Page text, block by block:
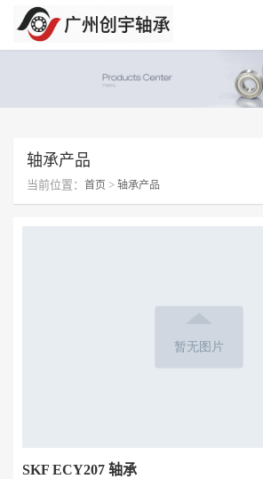
轴承产品
当前位置： 首页 > 轴承产品
SKF ECY207 轴承